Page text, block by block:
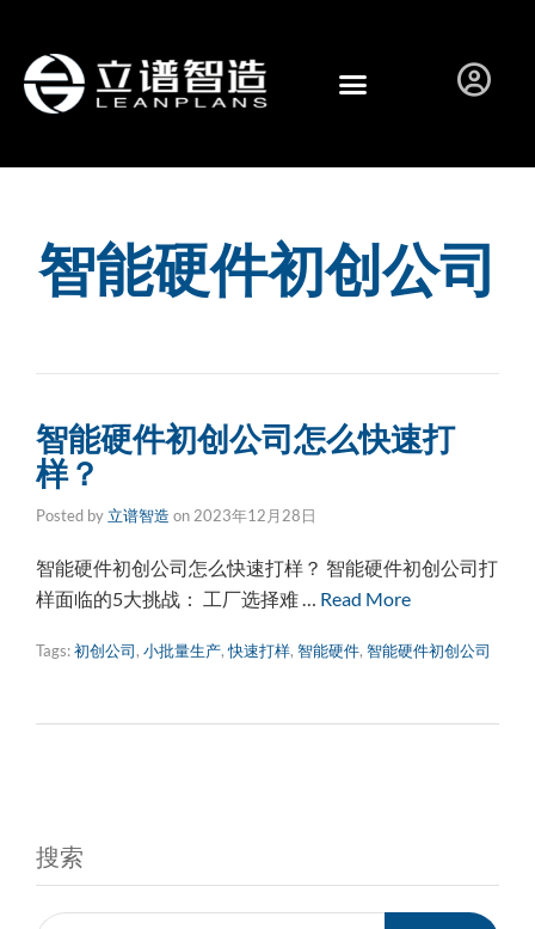
智能硬件初创公司
智能硬件初创公司怎么快速打
样？
Posted by 立谱智造 on 2023年12月28日
智能硬件初创公司怎么快速打样？ 智能硬件初创公司打
样面临的5大挑战： 工厂选择难 … Read More
Tags:初创公司, 小批量生产,快速打样, 智能硬件, 智能硬件初创公司
搜索